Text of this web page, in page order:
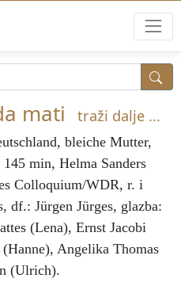
mati traži dalje ...
bleiche Mutter,
min, Helma Sanders
Colloquium/WDR, r. i
df.: Jürgen Jürges, glazba:
(Lena), Ernst Jacobi
Angelika Thomas
(Ulrich).